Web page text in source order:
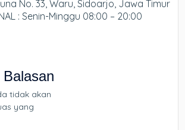
No. 33, Waru, Sidoarjo, Jawa Timur
: Senin-Minggu 08:00 – 20:00
tidak akan
yang